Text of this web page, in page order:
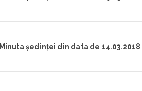
Minuta ședinței din data de 14.03.2018